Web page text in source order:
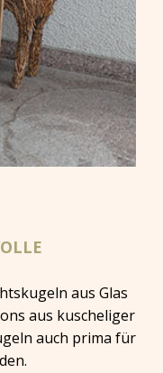
aus Glas
aus kuscheliger
auch prima für